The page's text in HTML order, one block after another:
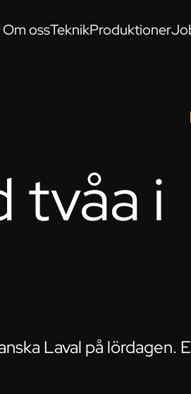
Om ossTeknikProduktioner
tvåa i
Laval på lördagen.